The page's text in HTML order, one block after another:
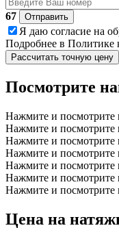
67
Отправить
Я даю согласие на
Подробнее в Политике
Рассчитать точную цену
Посмотрите
Нажмите и посмотрите
Нажмите и посмотрите
Нажмите и посмотрите
Нажмите и посмотрите
Нажмите и посмотрите
Нажмите и посмотрите
Нажмите и посмотрите
Цена на